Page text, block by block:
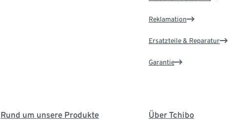
Reklamation
Ersatzteile & Reparatur
Garantie
Rund um unsere Produkte Über Tchibo